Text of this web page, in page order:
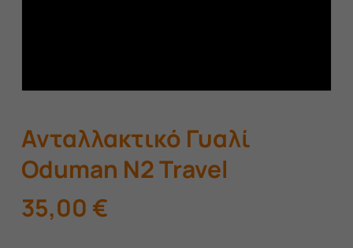
Ανταλλακτικό Γυαλί
Oduman N2 Travel
35,00 €